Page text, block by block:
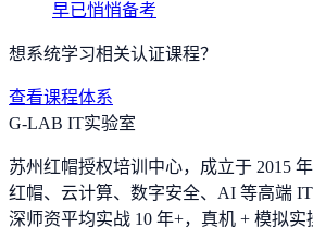
早已悄悄备考
想系统学习相关认证课程？
查看课程体系
G-LAB IT实验室
苏州红帽授权培训中心，成立于 2015
红帽、云计算、数字安全、AI 等高端
深师资平均实战 10 年+，真机 + 模拟实